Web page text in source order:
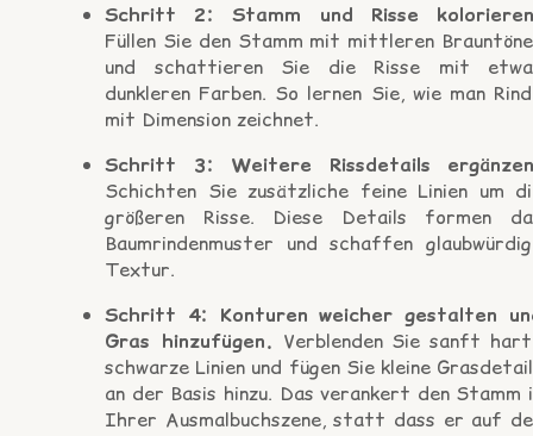
Schritt 2: Stamm und Risse
Füllen Sie den Stamm mit mittleren
und schattieren Sie die Risse mit
dunkleren Farben. So lernen Sie, wie man
mit Dimension zeichnet.
Schritt 3: Weitere Rissdetails
Schichten Sie zusätzliche feine Linien um
größeren Risse. Diese Details formen
Baumrindenmuster und schaffen
Textur.
Schritt 4: Konturen weicher gestalten
Gras hinzufügen. Verblenden Sie sanft
schwarze Linien und fügen Sie kleine
an der Basis hinzu. Das verankert den Stamm
Ihrer Ausmalbuchszene, statt dass er auf